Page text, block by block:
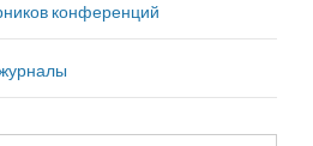
конференций